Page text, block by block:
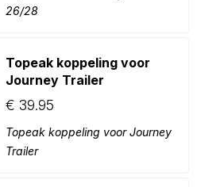
26/28
Topeak koppeling voor
Journey Trailer
€ 39.95
Topeak koppeling voor Journey
Trailer